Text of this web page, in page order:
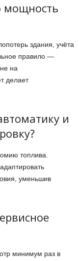
мощность
здания, учёта
правило —
на
делает
и
топлива.
уменьшив
минимум раз в